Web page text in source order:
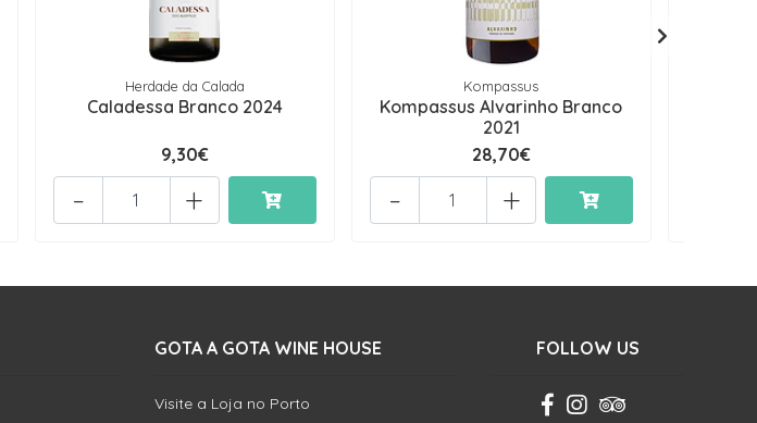
Herdade da Calada
Caladessa Branco 2024
9,30€
+
-
Kompassus
Kompassus Alvarinho Branco
2021
28,70€
+
-
GOTA A GOTA WINE HOUSE
Visite a Loja no Porto
FOLLOW US